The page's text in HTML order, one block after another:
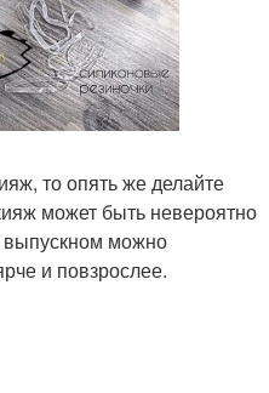
то опять же делайте
может быть невероятно
можно
и повзрослее.